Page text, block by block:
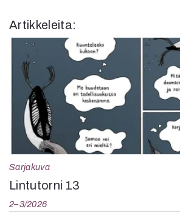
Pääkirjoitus
Paperilehdestä
Oulu2026
Näyttelyt
Musiikki
Levyt
Kuvataide
Kirjat
Artikkeleita:
Sarjakuva
Lintutorni 13
2–3/2026